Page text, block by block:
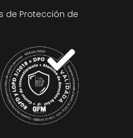
de Protección de